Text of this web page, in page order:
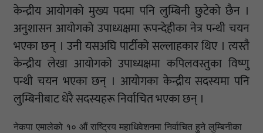
केन्द्रीय आयोगको मुख्य पदमा पनि लुम्बिनी छुटेको छैन ।
अनुशासन आयोगको उपाध्यक्षमा रूपन्देहीका नेत्र पन्थी चयन
भएका छन् । उनी यसअघि पार्टीको सल्लाहकार थिए । त्यस्तै
केन्द्रीय लेखा आयोगको उपाध्यक्षमा कपिलवस्तुका विष्णु
पन्थी चयन भएका छन् । आयोगका केन्द्रीय सदस्यमा पनि
लुम्बिनीबाट धेरै सदस्यहरू निर्वाचित भएका छन् ।
नेकपा एमालेको १० औं राष्ट्रिय महाधिवेशनमा निर्वाचित हुने लुम्बिनीका